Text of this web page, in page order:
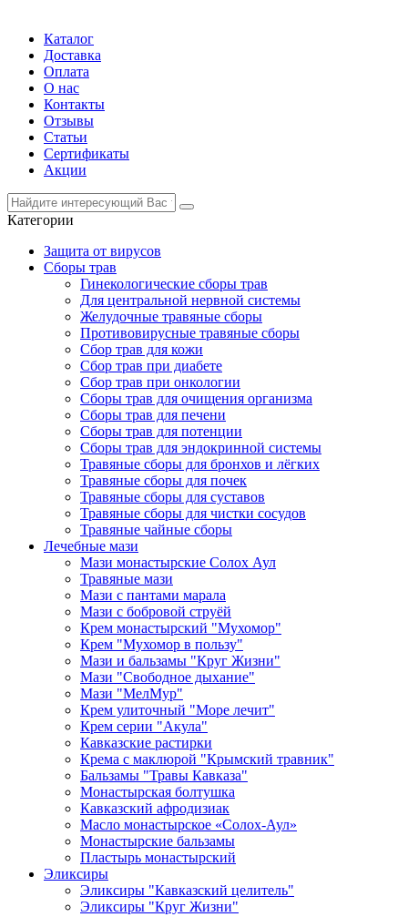
Каталог
Доставка
Оплата
О нас
Контакты
Отзывы
Статьи
Сертификаты
Акции
Категории
Защита от вирусов
Сборы трав
Гинекологические сборы трав
Для центральной нервной системы
Желудочные травяные сборы
Противовирусные травяные сборы
Сбор трав для кожи
Сбор трав при диабете
Сбор трав при онкологии
Сборы трав для очищения организма
Сборы трав для печени
Сборы трав для потенции
Сборы трав для эндокринной системы
Травяные сборы для бронхов и лёгких
Травяные сборы для почек
Травяные сборы для суставов
Травяные сборы для чистки сосудов
Травяные чайные сборы
Лечебные мази
Мази монастырские Солох Аул
Травяные мази
Мази с пантами марала
Мази с бобровой струёй
Крем монастырский "Мухомор"
Крем "Мухомор в пользу"
Мази и бальзамы "Круг Жизни"
Мази "Свободное дыхание"
Мази "МелМур"
Крем улиточный "Море лечит"
Крем серии "Акула"
Кавказские растирки
Крема с маклюрой "Крымский травник"
Бальзамы "Травы Кавказа"
Монастырская болтушка
Кавказский афродизиак
Масло монастырское «Солох-Аул»
Монастырские бальзамы
Пластырь монастырский
Эликсиры
Эликсиры "Кавказский целитель"
Эликсиры "Круг Жизни"